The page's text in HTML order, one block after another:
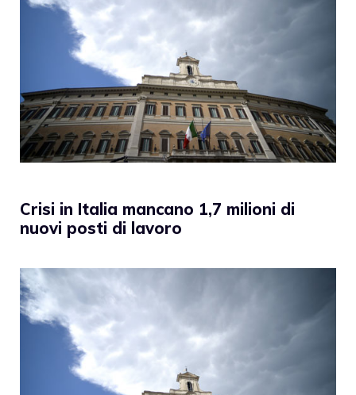
Crisi in Italia mancano 1,7 milioni di
nuovi posti di lavoro